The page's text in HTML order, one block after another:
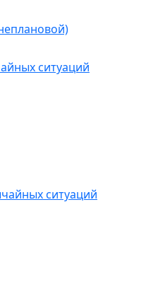
ситуаций
ситуаций